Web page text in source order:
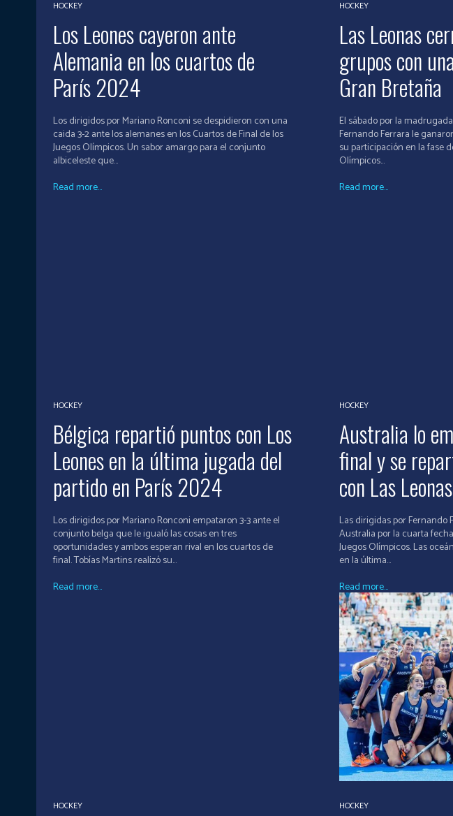
HOCKEY
Los Leones cayeron ante
Alemania en los cuartos de
París 2024
Los dirigidos por Mariano Ronconi se despidieron con una
caida 3-2 ante los alemanes en los Cuartos de Final de los
Juegos Olímpicos. Un sabor amargo para el conjunto
albiceleste que...
Read more...
HOCKEY
Las Leonas
grupos con
Gran Bretaña
El sábado por la
Fernando Ferrara le
su participación en la fase
Olímpicos...
Read more...
HOCKEY
Bélgica repartió puntos con Los
Leones en la última jugada del
partido en París 2024
Los dirigidos por Mariano Ronconi empataron 3-3 ante el
conjunto belga que le igualó las cosas en tres
oportunidades y ambos esperan rival en los cuartos de
final. Tobías Martins realizó su...
Read more...
HOCKEY
Australia lo
final y se
con Las Leonas
Las dirigidas por Fernando
Australia por la cuarta
Juegos Olímpicos. Las
en la última...
Read more...
HOCKEY HOCKEY